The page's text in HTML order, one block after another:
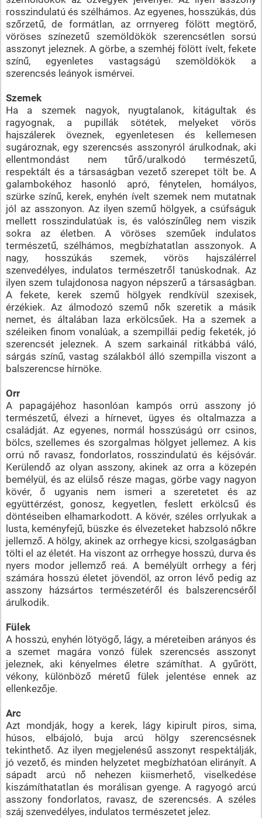
rosszindulatú és szélhámos. Az egyenes, hosszúkás, dús
szőrzetű, de formátlan, az orrnyereg fölött megtörő,
vöröses színezetű szemöldökök szerencsétlen sorsú
asszonyt jeleznek. A görbe, a szemhéj fölött ívelt, fekete
színű, egyenletes vastagságú szemöldökök a
szerencsés leányok ismérvei.
Szemek
Ha a szemek nagyok, nyugtalanok, kitágultak és
ragyognak, a pupillák sötétek, melyeket vörös
hajszálerek öveznek, egyenletesen és kellemesen
sugároznak, egy szerencsés asszonyról árulkodnak, aki
ellentmondást nem tűrő/uralkodó természetű,
respektált és a társaságban vezető szerepet tölt be. A
galambokéhoz hasonló apró, fénytelen, homályos,
szürke színű, kerek, enyhén ívelt szemek nem mutatnak
jól az asszonyon. Az ilyen szemű hölgyek, a csúfságuk
mellett rosszindulatúak is, és valószínűleg nem viszik
sokra az életben. A vöröses szeműek indulatos
természetű, szélhámos, megbízhatatlan asszonyok. A
nagy, hosszúkás szemek, vörös hajszálérrel
szenvedélyes, indulatos természetről tanúskodnak. Az
ilyen szem tulajdonosa nagyon népszerű a társaságban.
A fekete, kerek szemű hölgyek rendkívül szexisek,
érzékiek. Az álmodozó szemű nők szeretik a másik
nemet, és általában laza erkölcsűek. Ha a szemek a
széleiken finom vonalúak, a szempillái pedig feketék, jó
szerencsét jeleznek. A szem sarkainál ritkábbá váló,
sárgás színű, vastag szálakból álló szempilla viszont a
balszerencse hírnöke.
Orr
A papagájéhoz hasonlóan kampós orrú asszony jó
természetű, élvezi a hírnevet, ügyes és oltalmazza a
családját. Az egyenes, normál hosszúságú orr csinos,
bölcs, szellemes és szorgalmas hölgyet jellemez. A kis
orrú nő ravasz, fondorlatos, rosszindulatú és kéjsóvár.
Kerülendő az olyan asszony, akinek az orra a közepén
bemélyül, és az elülső része magas, görbe vagy nagyon
kövér, ő ugyanis nem ismeri a szeretetet és az
együttérzést, gonosz, kegyetlen, feslett erkölcsű és
döntéseiben elhamarkodott. A kövér, széles orrlyukak a
lusta, keményfejű, büszke és élvezeteket habzsoló nőkre
jellemző. A hölgy, akinek az orrhegye kicsi, szolgaságban
tölti el az életét. Ha viszont az orrhegye hosszú, durva és
nyers modor jellemző reá. A bemélyült orrhegy a férj
számára hosszú életet jövendöl, az orron lévő pedig az
asszony házsártos természetéről és balszerencséről
árulkodik.
Fülek
A hosszú, enyhén lötyögő, lágy, a méreteiben arányos és
a szemet magára vonzó fülek szerencsés asszonyt
jeleznek, aki kényelmes életre számíthat. A gyűrött,
vékony, különböző méretű fülek jelentése ennek az
ellenkezője.
Arc
Azt mondják, hogy a kerek, lágy kipirult piros, sima,
húsos, elbájoló, buja arcú hölgy szerencsésnek
tekinthető. Az ilyen megjelenésű asszonyt respektálják,
jó vezető, és minden helyzetet megbízhatóan elirányít. A
sápadt arcú nő nehezen kiismerhető, viselkedése
kiszámíthatatlan és morálisan gyenge. A ragyogó arcú
asszony fondorlatos, ravasz, de szerencsés. A széles
száj szenvedélyes, indulatos természetet jelez.